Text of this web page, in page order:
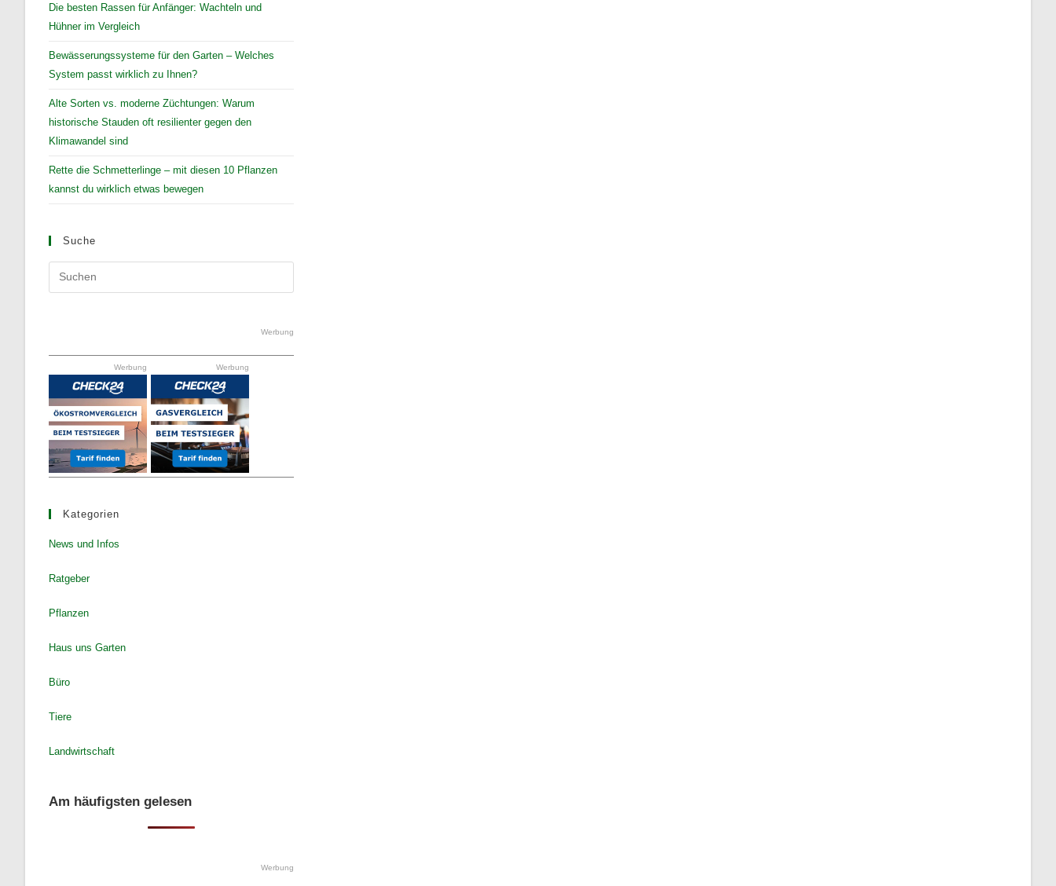
Die besten Rassen für Anfänger: Wachteln und
Hühner im Vergleich
Bewässerungssysteme für den Garten – Welches
System passt wirklich zu Ihnen?
Alte Sorten vs. moderne Züchtungen: Warum
historische Stauden oft resilienter gegen den
Klimawandel sind
Rette die Schmetterlinge – mit diesen 10 Pflanzen
kannst du wirklich etwas bewegen
Suche
Escape
close
the
Werbung
Werbung Werbung
Kategorien
News und Infos
Ratgeber
Pflanzen
Haus uns Garten
Büro
Tiere
Landwirtschaft
Am häufigsten gelesen
Werbung